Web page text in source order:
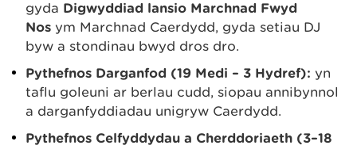
gyda Digwyddiad lansio Marchnad Fwyd
Nos ym Marchnad Caerdydd, gyda setiau DJ
byw a stondinau bwyd dros dro.
Pythefnos Darganfod (19 Medi – 3 Hydref): yn
taflu goleuni ar berlau cudd, siopau annibynnol
a darganfyddiadau unigryw Caerdydd.
Pythefnos Celfyddydau a Cherddoriaeth (3–18